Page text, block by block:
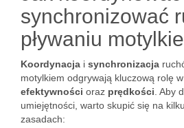
synchronizować
pływaniu
Koordynacja i synchronizacja
motylkiem odgrywają kluczową rolę
efektywności oraz prędkości . Aby
umiejętności, warto skupić się na
zasadach: